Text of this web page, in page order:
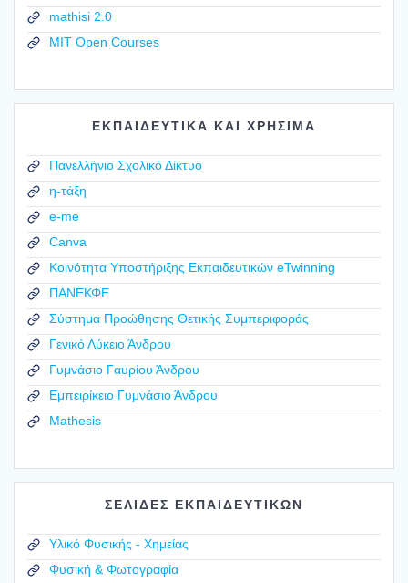
mathisi 2.0
MIT Open Courses
ΕΚΠΑΙΔΕΥΤΙΚΑ ΚΑΙ ΧΡΗΣΙΜΑ
Πανελλήνιο Σχολικό Δίκτυο
η-τάξη
e-me
Canva
Κοινότητα Υποστήριξης Εκπαιδευτικών eTwinning
ΠΑΝΕΚΦΕ
Σύστημα Προώθησης Θετικής Συμπεριφοράς
Γενικό Λύκειο Άνδρου
Γυμνάσιο Γαυρίου Άνδρου
Εμπειρίκειο Γυμνάσιο Άνδρου
Mathesis
ΣΕΛΙΔΕΣ ΕΚΠΑΙΔΕΥΤΙΚΩΝ
Υλικό Φυσικής - Χημείας
Φυσική & Φωτογραφία